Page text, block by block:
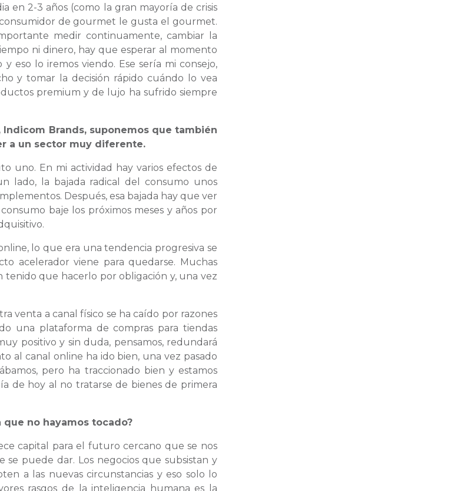
en 2-3 años (como la gran mayoría de crisis
de gourmet le gusta el gourmet.
medir continuamente, cambiar la
ni dinero, hay que esperar al momento
eso lo iremos viendo. Ese sería mi consejo,
y tomar la decisión rápido cuándo lo vea
premium y de lujo ha sufrido siempre
Brands, suponemos que también
a un sector muy diferente.
uno. En mi actividad hay varios efectos de
lado, la bajada radical del consumo unos
Después, esa bajada hay que ver
baje los próximos meses y años por
lo que era una tendencia progresiva se
acelerador viene para quedarse. Muchas
tenido que hacerlo por obligación y, una vez
venta a canal físico se ha caído por razones
una plataforma de compras para tiendas
positivo y sin duda, pensamos, redundará
al canal online ha ido bien, una vez pasado
pero ha traccionado bien y estamos
de hoy al no tratarse de bienes de primera
no hayamos tocado?
capital para el futuro cercano que se nos
puede dar. Los negocios que subsistan y
a las nuevas circunstancias y eso solo lo
rasgos de la inteligencia humana es la